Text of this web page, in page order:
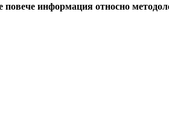
повече информация относно